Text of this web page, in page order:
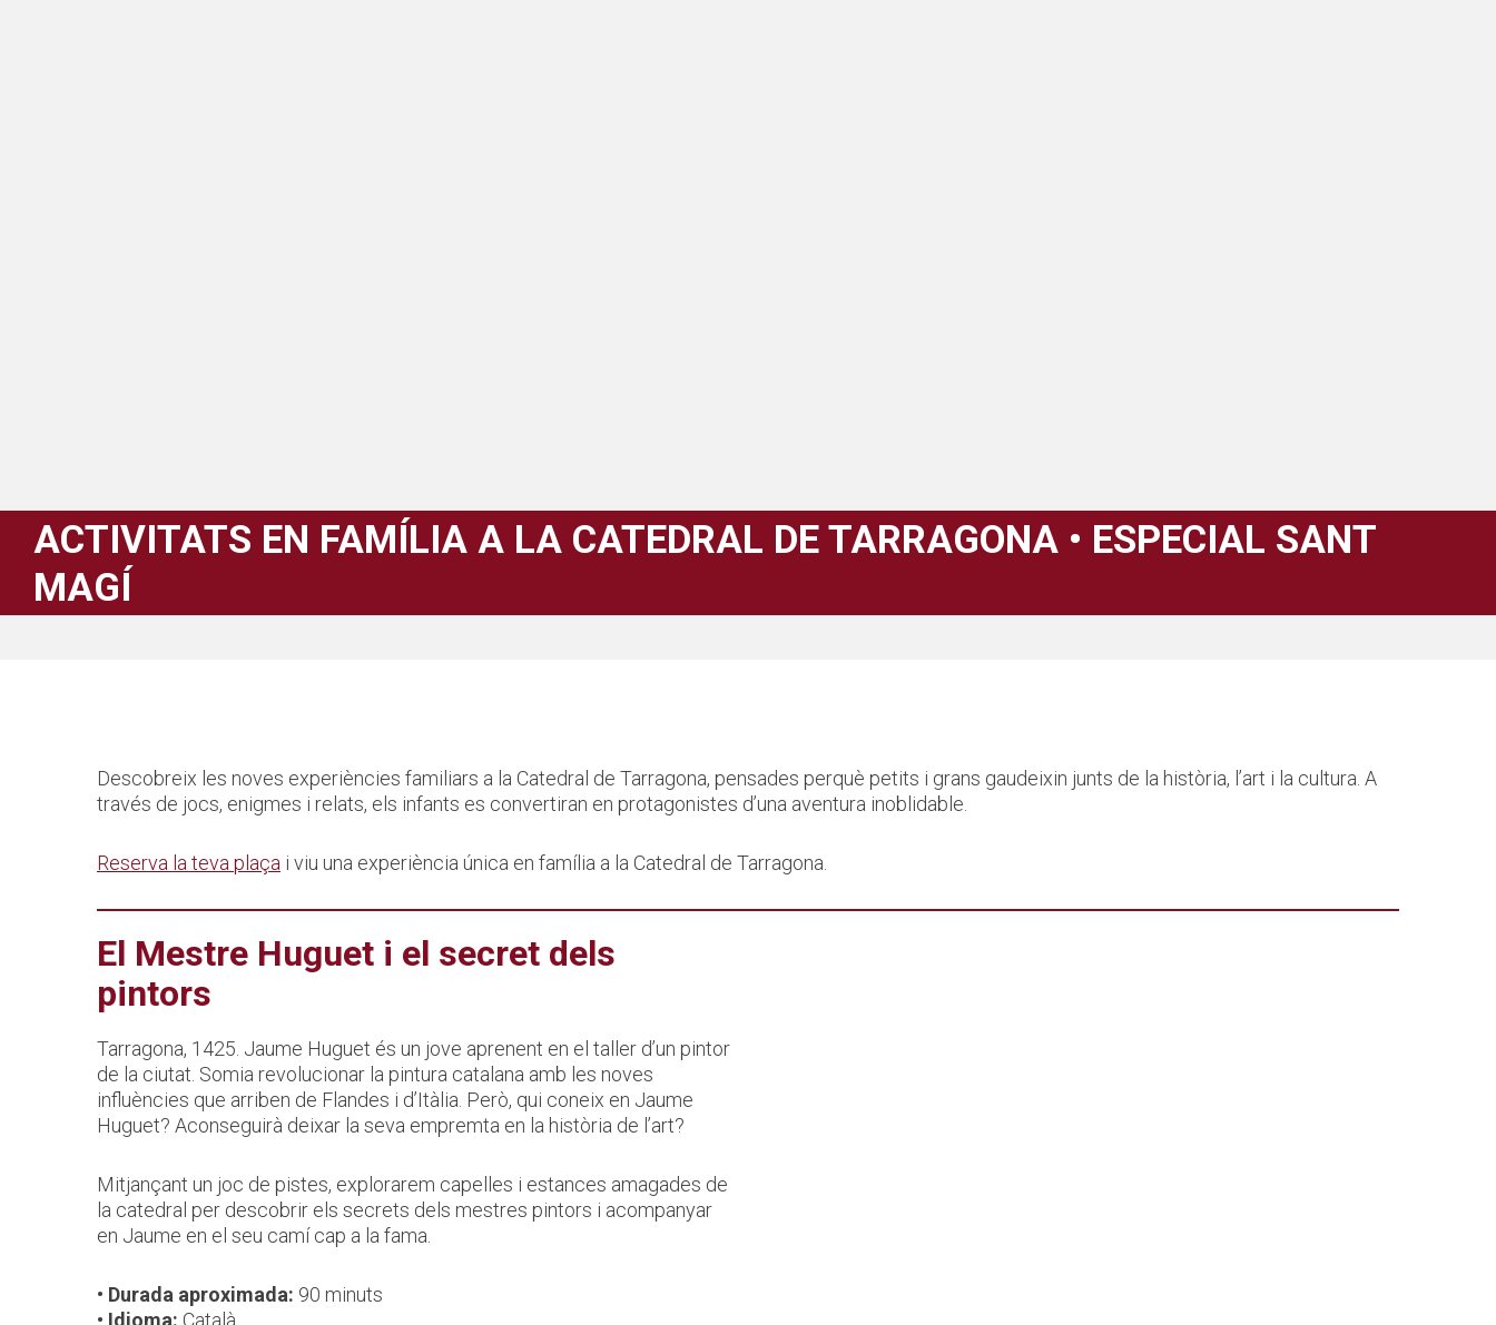
ACTIVITATS EN FAMÍLIA A LA CATEDRAL DE TARRAGONA • ESPECIAL SANT
MAGÍ
Descobreix les noves experiències familiars a la Catedral de Tarragona, pensades perquè petits i grans gaudeixin junts de la història, l’art i la cultura. A
través de jocs, enigmes i relats, els infants es convertiran en protagonistes d’una aventura inoblidable.
Reserva la teva plaça i viu una experiència única en família a la Catedral de Tarragona.
El Mestre Huguet i el secret dels
pintors
Tarragona, 1425. Jaume Huguet és un jove aprenent en el taller d’un pintor
de la ciutat. Somia revolucionar la pintura catalana amb les noves
influències que arriben de Flandes i d’Itàlia. Però, qui coneix en Jaume
Huguet? Aconseguirà deixar la seva empremta en la història de l’art?
Mitjançant un joc de pistes, explorarem capelles i estances amagades de
la catedral per descobrir els secrets dels mestres pintors i acompanyar
en Jaume en el seu camí cap a la fama.
• Durada aproximada: 90 minuts
• Idioma: Català